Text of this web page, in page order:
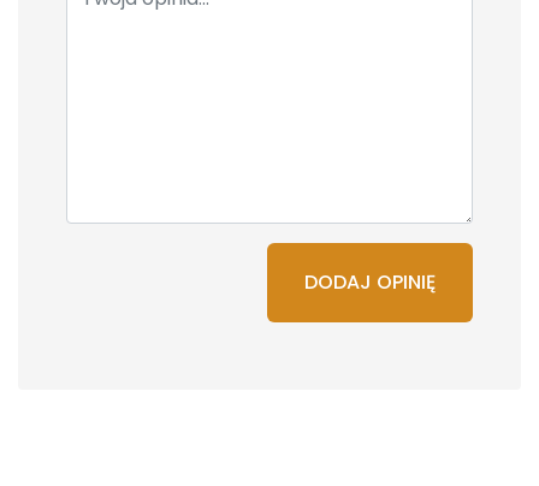
DODAJ OPINIĘ